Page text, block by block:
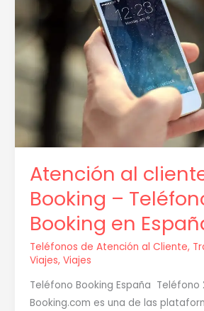
Atención al
Booking –
Booking en
Teléfonos de Atención al Cliente,
Viajes, Viajes
Teléfono Booking España Teléfono
Booking.com es una de las
Booking
–
Teléfono
de
España